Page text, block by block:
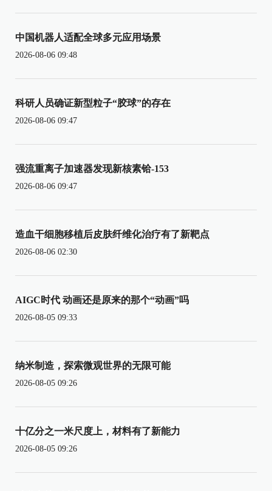
中国机器人适配全球多元应用场景
2026-08-06 09:48
科研人员确证新型粒子“胶球”的存在
2026-08-06 09:47
强流重离子加速器发现新核素铪-153
2026-08-06 09:47
造血干细胞移植后皮肤纤维化治疗有了新靶点
2026-08-06 02:30
AIGC时代 动画还是原来的那个“动画”吗
2026-08-05 09:33
纳米制造，探索微观世界的无限可能
2026-08-05 09:26
十亿分之一米尺度上，材料有了新能力
2026-08-05 09:26